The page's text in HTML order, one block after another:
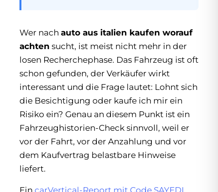
Wer nach auto aus italien kaufen worauf
achten sucht, ist meist nicht mehr in der
losen Recherchephase. Das Fahrzeug ist oft
schon gefunden, der Verkäufer wirkt
interessant und die Frage lautet: Lohnt sich
die Besichtigung oder kaufe ich mir ein
Risiko ein? Genau an diesem Punkt ist ein
Fahrzeughistorien-Check sinnvoll, weil er
vor der Fahrt, vor der Anzahlung und vor
dem Kaufvertrag belastbare Hinweise
liefert.
Ein carVertical-Report mit Code SAYEDI